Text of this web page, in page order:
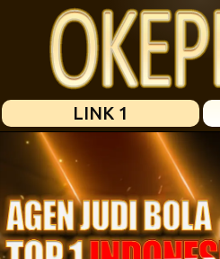
LINK 1